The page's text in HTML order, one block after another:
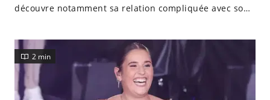
découvre notamment sa relation compliquée avec son
2 min